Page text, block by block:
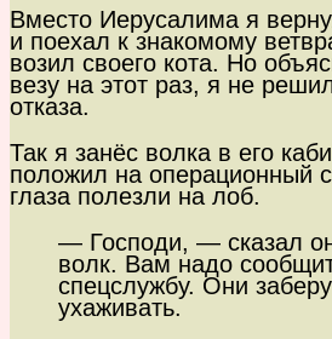
Вместо Иерусалима я
и поехал к знакомому
возил своего кота. Но
везу на этот раз, я не
отказа.
Так я занёс волка в его
положил на операционный
глаза полезли на лоб.
— Господи, — сказал
волк. Вам надо
спецслужбу. Они
ухаживать.